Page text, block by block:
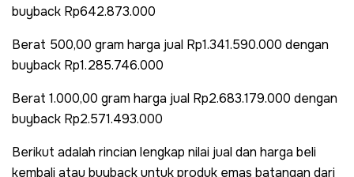
buyback Rp642.873.000
Berat 500,00 gram harga jual Rp1.341.590.000 dengan
buyback Rp1.285.746.000
Berat 1.000,00 gram harga jual Rp2.683.179.000 dengan
buyback Rp2.571.493.000
Berikut adalah rincian lengkap nilai jual dan harga beli
kembali atau buyback untuk produk emas batangan dari